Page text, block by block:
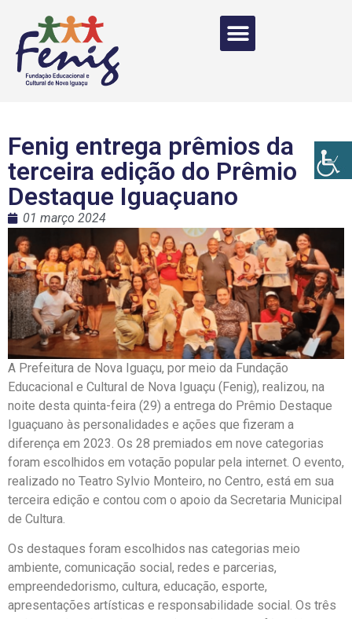
Fenig entrega prêmios da
terceira edição do Prêmio
Destaque Iguaçuano
01 março 2024
A Prefeitura de Nova Iguaçu, por meio da Fundação
Educacional e Cultural de Nova Iguaçu (Fenig), realizou, na
noite desta quinta-feira (29) a entrega do Prêmio Destaque
Iguaçuano às personalidades e ações que fizeram a
diferença em 2023. Os 28 premiados em nove categorias
foram escolhidos em votação popular pela internet. O evento,
realizado no Teatro Sylvio Monteiro, no Centro, está em sua
terceira edição e contou com o apoio da Secretaria Municipal
de Cultura.
Os destaques foram escolhidos nas categorias meio
ambiente, comunicação social, redes e parcerias,
empreendedorismo, cultura, educação, esporte,
apresentações artísticas e responsabilidade social. Os três